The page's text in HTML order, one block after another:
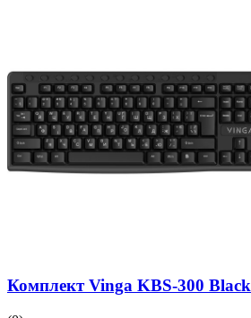
Комплект Vinga KBS-300 Black